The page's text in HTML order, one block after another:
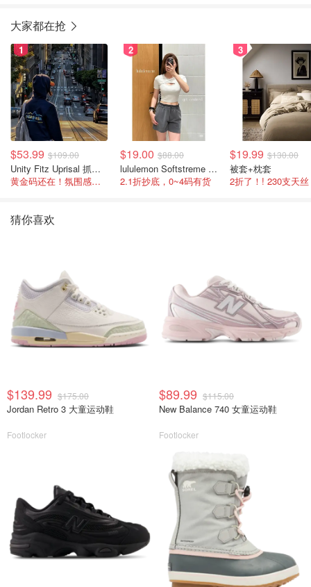
大家都在抢
1
$53.99 $109.00
Unity Fitz Uprisal 抓绒卫衣
黄金码还在！氛围感之神
2
$19.00 $88.00
lululemon Softstreme 女士高腰短裤 10cm
2.1折抄底，0~4码有货
3
$19.99 $130.00
被套+枕套
2折了！! 230支天丝
猜你喜欢
$139.99 $175.00
Jordan Retro 3 大童运动鞋
Footlocker
$89.99 $115.00
New Balance 740 女童运动鞋
Footlocker